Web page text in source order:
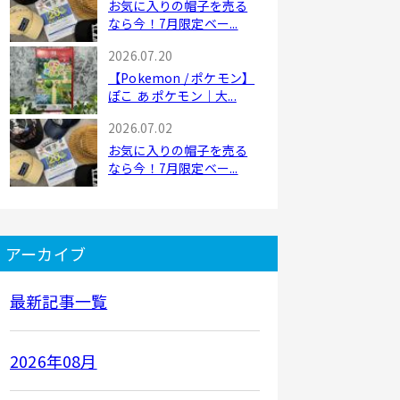
お気に入りの帽子を売る
なら今！7月限定ベー...
2026.07.20
【Pokemon / ポケモン】
ぽこ あ ポケモン｜大...
2026.07.02
お気に入りの帽子を売る
なら今！7月限定ベー...
アーカイブ
最新記事一覧
2026年08月